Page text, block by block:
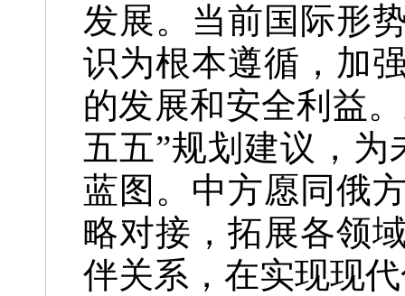
发展。当前国际形
识为根本遵循，加
的发展和安全利益
五五”规划建议，
蓝图。中方愿同俄
略对接，拓展各领
伴关系，在实现现